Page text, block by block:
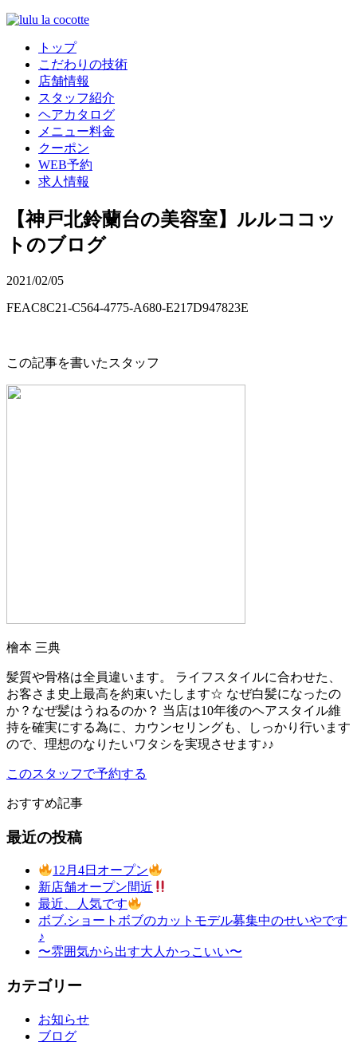
トップ
こだわりの技術
店舗情報
スタッフ紹介
ヘアカタログ
メニュー料金
クーポン
WEB予約
求人情報
【神戸北鈴蘭台の美容室】ルルココッ
トのブログ
2021/02/05
FEAC8C21-C564-4775-A680-E217D947823E
この記事を書いたスタッフ
檜本 三典
髪質や骨格は全員違います。 ライフスタイルに合わせた、
お客さま史上最高を約束いたします☆ なぜ白髪になったの
か？なぜ髪はうねるのか？ 当店は10年後のヘアスタイル維
持を確実にする為に、カウンセリングも、しっかり行います
ので、理想のなりたいワタシを実現させます♪♪
このスタッフで予約する
おすすめ記事
最近の投稿
12月4日オープン
新店舗オープン間近
最近、人気です
ボブ.ショートボブのカットモデル募集中のせいやです
♪
〜雰囲気から出す大人かっこいい〜
カテゴリー
お知らせ
ブログ